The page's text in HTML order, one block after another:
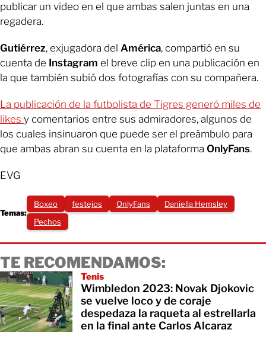
publicar un video en el que ambas salen juntas en una
regadera.
Gutiérrez, exjugadora del América, compartió en su
cuenta de Instagram el breve clip en una publicación en
la que también subió dos fotografías con su compañera.
La publicación de la futbolista de Tigres generó miles de
likes y comentarios entre sus admiradores, algunos de
los cuales insinuaron que puede ser el preámbulo para
que ambas abran su cuenta en la plataforma OnlyFans.
EVG
Temas:
Boxeo festejos OnlyFans
Daniella Hemsley
Pechos
TE RECOMENDAMOS:
Tenis
​Wimbledon 2023: Novak Djokovic
se vuelve loco y de coraje
despedaza la raqueta al estrellarla
en la final ante Carlos Alcaraz